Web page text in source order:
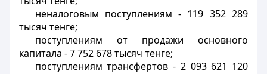
неналоговым поступлениям - 119 352 289
тысяч тенге;
поступлениям от продажи основного
капитала - 7 752 678 тысяч тенге;
поступлениям трансфертов - 2 093 621 120